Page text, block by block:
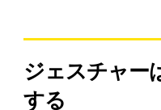
ジェスチャー
する